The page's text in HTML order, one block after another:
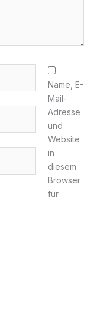
Name, E-
Mail-
Adresse
und
Website
in
diesem
Browser
für